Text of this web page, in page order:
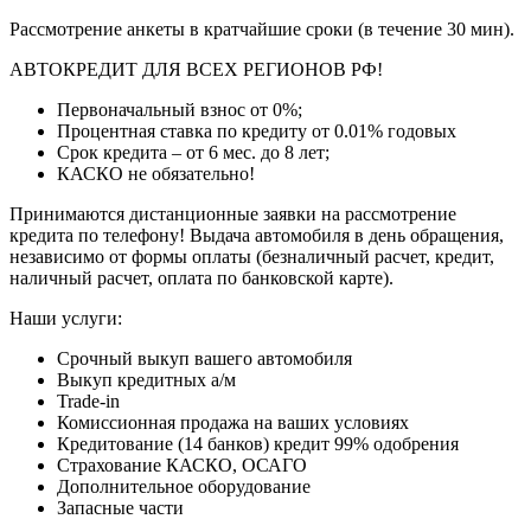
Рассмотрение анкеты в кратчайшие сроки (в течение 30 мин).
АВТОКРЕДИТ ДЛЯ ВСЕХ РЕГИОНОВ РФ!
Первоначальный взнос от 0%;
Процентная ставка по кредиту от 0.01% годовых
Срок кредита – от 6 мес. до 8 лет;
КАСКО не обязательно!
Принимаются дистанционные заявки на рассмотрение
кредита по телефону! Выдача автомобиля в день обращения,
независимо от формы оплаты (безналичный расчет, кредит,
наличный расчет, оплата по банковской карте).
Наши услуги:
Срочный выкуп вашего автомобиля
Выкуп кредитных а/м
Trade-in
Комиссионная продажа на ваших условиях
Кредитование (14 банков) кредит 99% одобрения
Страхование КАСКО, ОСАГО
Дополнительное оборудование
Запасные части